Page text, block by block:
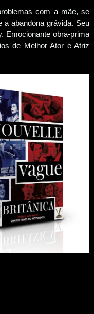
com a mãe, se
a abandona grávida. Seu
Emocionante obra-prima
de Melhor Ator e Atriz